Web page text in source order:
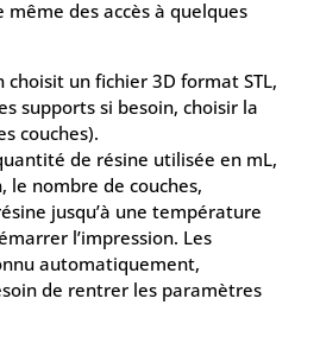
des accès à quelques
choisit un fichier 3D format STL,
supports si besoin, choisir la
couches).
de résine utilisée en mL,
le nombre de couches,
jusqu’à une température
l’impression. Les
automatiquement,
de rentrer les paramètres